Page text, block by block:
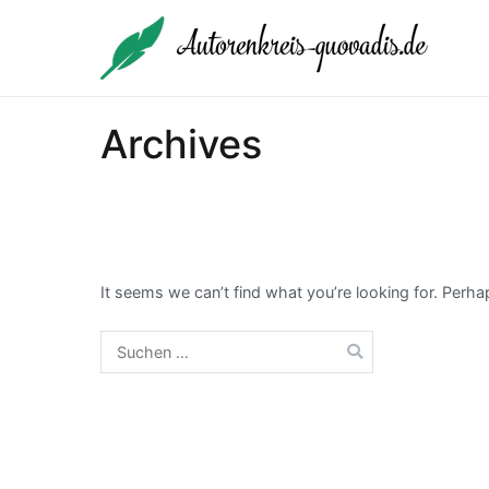
Archives
It seems we can’t find what you’re looking for.
Suche
nach: